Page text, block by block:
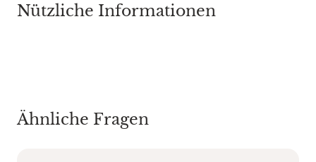
Nützliche Informationen
Ähnliche Fragen